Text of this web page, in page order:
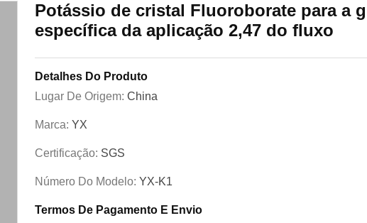
Potássio de cristal Fluoroborate para a
específica da aplicação 2,47 do fluxo
Detalhes Do Produto
Lugar De Origem: China
Marca: YX
Certificação: SGS
Número Do Modelo: YX-K1
Termos De Pagamento E Envio